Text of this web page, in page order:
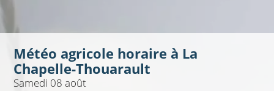
Météo agricole horaire à La
Chapelle-Thouarault
Samedi 08 août